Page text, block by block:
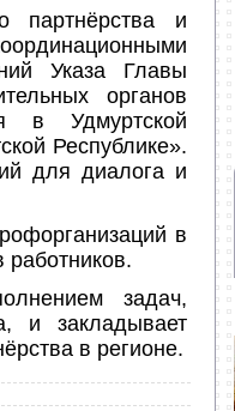
партнёрства и
Указа Главы
органов
в Удмуртской
Республике».
для диалога и
в
работников.
задач,
и закладывает
в регионе.